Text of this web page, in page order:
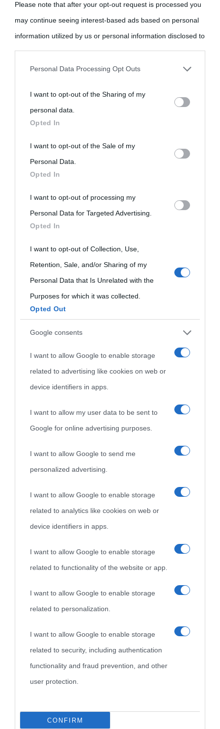
Please note that after your opt-out request is processed you
may continue seeing interest-based ads based on personal
information utilized by us or personal information disclosed to
third parties prior to your opt-out.
personal information by third parties on the IAB’s list of
downstream participants.
This information may also be disclosed by us to third parties
on the IAB’s List of Downstream Participants that may further
disclose it to other third parties.
Please note that this website/app uses one or more Google
services and may gather and store information including but
not limited to your visit or usage behaviour. You may click to
grant or deny consent to Google and its third-party tags to
use your data for below specified purposes in below Google
consent section.
Personal Data Processing Opt Outs
I want to opt-out of the Sharing of my
personal data.
Opted In
I want to opt-out of the Sale of my
Personal Data.
Opted In
I want to opt-out of processing my
Personal Data for Targeted Advertising.
Opted In
I want to opt-out of Collection, Use,
Retention, Sale, and/or Sharing of my
Personal Data that Is Unrelated with the
Purposes for which it was collected.
Opted Out
Google consents
I want to allow Google to enable storage
related to advertising like cookies on web or
device identifiers in apps.
I want to allow my user data to be sent to
Google for online advertising purposes.
I want to allow Google to send me
personalized advertising.
I want to allow Google to enable storage
related to analytics like cookies on web or
device identifiers in apps.
I want to allow Google to enable storage
related to functionality of the website or app.
I want to allow Google to enable storage
related to personalization.
I want to allow Google to enable storage
related to security, including authentication
functionality and fraud prevention, and other
user protection.
CONFIRM
Cultura
Cultura è un blog del sito Biografieonline © 2012-2025 •
come Affiliato Amazon il sito ricava commissioni sugli acquisti
nell'avversa.» (Aristotele -Frasi sulla cultura)
Biografie di
Biografie più
visitate
Indice dei nomi
Categorie
Ricorrenze
Onomastico
Film biografici
Aforismi
Mappa del sito
Privacy policy
Pubblicità
Contatti